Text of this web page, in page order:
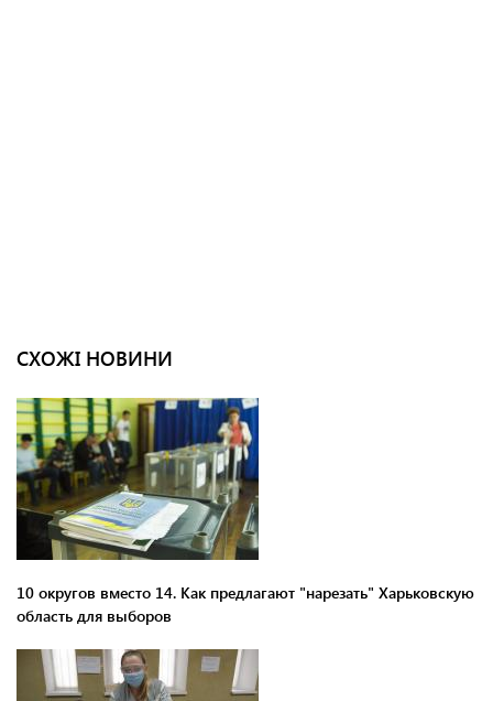
СХОЖІ НОВИНИ
10 округов вместо 14. Как предлагают "нарезать" Харьковскую
область для выборов